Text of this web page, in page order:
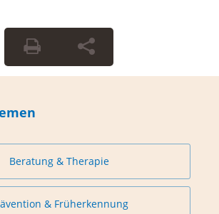
Beratung & Therapie
& Früherkennung